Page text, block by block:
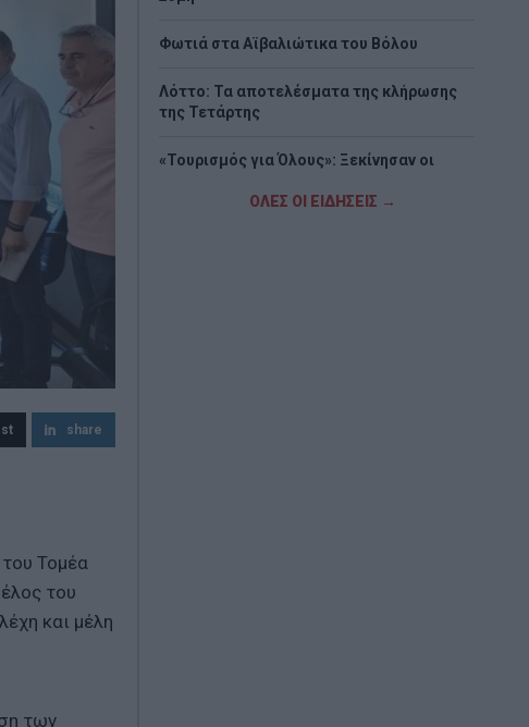
share
Τομέα
του
και μέλη
των
Φωτιά στα Αϊβαλιώτικα του Βόλου
Λόττο: Τα αποτελέσματα της κλήρωσης
της Τετάρτης
«Τουρισμός για Όλους»: Ξεκίνησαν οι
ημερομηνίεςΟΛΕΣ ΟΙ ΕΙΔΗΣΕΙΣ →